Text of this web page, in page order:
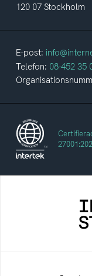
120 07 Stockholm
E-post:
Telefon: 08-452 35
bidrar